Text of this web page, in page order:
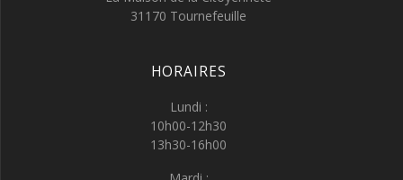
31170 Tournefeuille
HORAIRES
Lundi :
10h00-12h30
13h30-16h00